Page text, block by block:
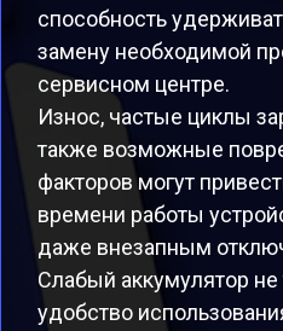
способность
замену необходимой
сервисном центре.
Износ, частые циклы
также возможные
факторов могут
времени работы
даже внезапным
Слабый аккумулятор
удобство